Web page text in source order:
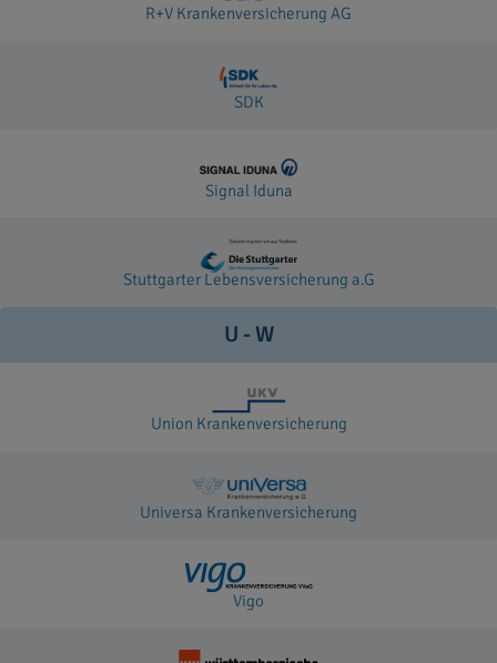
R+V Krankenversicherung AG
SDK
Signal Iduna
Stuttgarter Lebensversicherung a.G
U - W
Union Krankenversicherung
Universa Krankenversicherung
Vigo